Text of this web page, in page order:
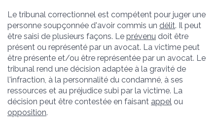
Le tribunal correctionnel est compétent pour juger une
personne soupçonnée d'avoir commis un délit. Il peut
être saisi de plusieurs façons. Le prévenu doit être
présent ou représenté par un avocat. La victime peut
être présente et/ou être représentée par un avocat. Le
tribunal rend une décision adaptée à la gravité de
l'infraction, à la personnalité du condamné, à ses
ressources et au préjudice subi par la victime. La
décision peut être contestée en faisant appel ou
opposition.